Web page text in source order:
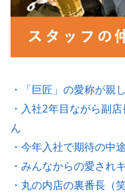
・「巨匠」の愛称が親
・入社2年目ながら副
ん
・今年入社で期待の中
・みんなからの愛され
・丸の内店の裏番長（